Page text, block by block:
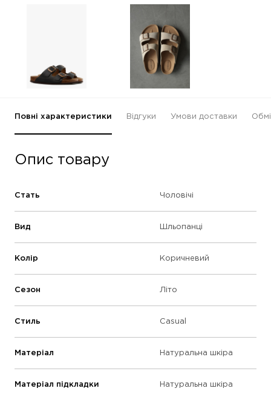
Повні характеристики Відгуки Умови доставки
Опис товару
Стать Чоловічі
Вид Шльопанці
Колір Коричневий
Сезон Літо
Стиль Casual
Матеріал Натуральна шкіра
Матеріал підкладки Натуральна шкіра